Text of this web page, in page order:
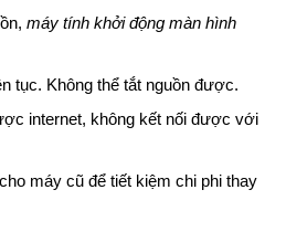
máy tính khởi động màn hình
tục. Không thể tắt nguồn được.
internet, không kết nối được với
máy cũ để tiết kiệm chi phi thay